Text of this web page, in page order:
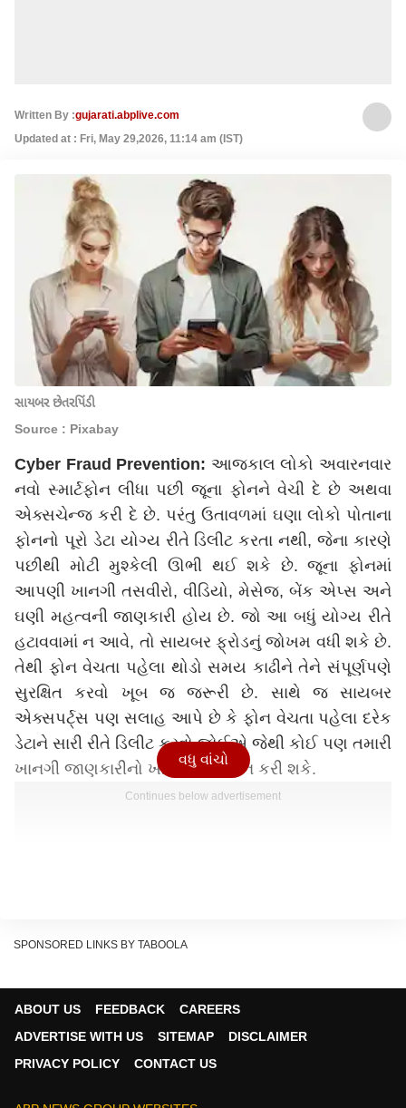
Written By :gujarati.abplive.com
Updated at : Fri, May 29,2026, 11:14 am (IST)
સાયબર છેતરપિંડી
Source : Pixabay
Cyber Fraud Prevention: આજકાલ લોકો અવારનવાર
નવો સ્માર્ટફોન લીધા પછી જૂના ફોનને વેચી દે છે અથવા
એક્સચેન્જ કરી દે છે. પરંતુ ઉતાવળમાં ઘણા લોકો પોતાના
ફોનનો પૂરો ડેટા યોગ્ય રીતે ડિલીટ કરતા નથી, જેના કારણે
પછીથી મોટી મુશ્કેલી ઊભી થઈ શકે છે. જૂના ફોનમાં
આપણી ખાનગી તસવીરો, વીડિયો, મેસેજ, બેંક એપ્સ અને
ઘણી મહત્વની જાણકારી હોય છે. જો આ બધું યોગ્ય રીતે
હટાવવામાં ન આવે, તો સાયબર ફ્રોડનું જોખમ વધી શકે છે.
તેથી ફોન વેચતા પહેલા થોડો સમય કાઢીને તેને સંપૂર્ણપણે
સુરક્ષિત કરવો ખૂબ જ જરૂરી છે. સાથે જ સાયબર
એક્સપર્ટ્સ પણ સલાહ આપે છે કે ફોન વેચતા પહેલા દરેક
ડેટાને સારી રીતે ડિલીટ કરવો જોઈએ જેથી કોઈ પણ તમારી
ખાનગી જાણકારીનો ખોટો ઉપયોગ ન કરી શકે.
Continues below advertisement
વધુ વાંચો
SPONSORED LINKS BY TABOOLA
ABOUT US FEEDBACK
CAREERS
ADVERTISE WITH US
SITEMAP
DISCLAIMER
PRIVACY POLICY
CONTACT US